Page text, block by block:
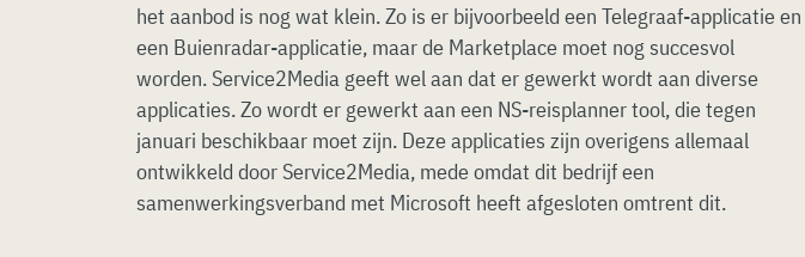
het aanbod is nog wat klein. Zo is er bijvoorbeeld een Telegraaf-applicatie en
een Buienradar-applicatie, maar de Marketplace moet nog succesvol
worden. Service2Media geeft wel aan dat er gewerkt wordt aan diverse
applicaties. Zo wordt er gewerkt aan een NS-reisplanner tool, die tegen
januari beschikbaar moet zijn. Deze applicaties zijn overigens allemaal
ontwikkeld door Service2Media, mede omdat dit bedrijf een
samenwerkingsverband met Microsoft heeft afgesloten omtrent dit.